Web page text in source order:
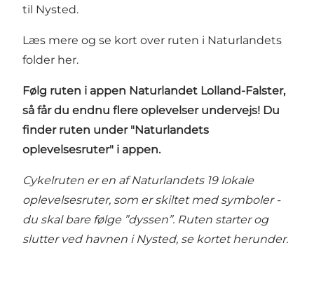
til Nysted.
Læs mere og se kort over ruten i Naturlandets
folder her.
Følg ruten i appen Naturlandet Lolland-Falster,
så får du endnu flere oplevelser undervejs! Du
finder ruten under "Naturlandets
oplevelsesruter" i appen.
Cykelruten er en af Naturlandets 19 lokale
oplevelsesruter, som er skiltet med symboler -
du skal bare følge ”dyssen”. Ruten starter og
slutter ved havnen i Nysted, se kortet herunder.